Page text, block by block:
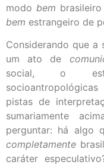
modo bem
bem estrangeiro de
Considerando que a
um ato de
social, o
pistas de
sumariamente
perguntar: há algo
completamente
caráter